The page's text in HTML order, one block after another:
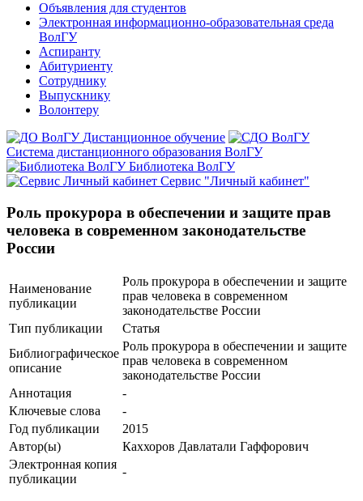
Объявления для студентов
Электронная информационно-образовательная среда
ВолГУ
Аспиранту
Абитуриенту
Сотруднику
Выпускнику
Волонтеру
Дистанционное обучение
Система дистанционного образования ВолГУ
Библиотека ВолГУ
Сервис "Личный кабинет"
Роль прокурора в обеспечении и защите прав
человека в современном законодательстве
России
Наименование
публикации
Роль прокурора в обеспечении и защите
прав человека в современном
законодательстве России
Тип публикации
Статья
Библиографическое
описание
Роль прокурора в обеспечении и защите
прав человека в современном
законодательстве России
Аннотация
-
Ключевые cлова
-
Год публикации
2015
Автор(ы)
Каххоров Давлатали Гаффорович
Электронная копия
публикации
-